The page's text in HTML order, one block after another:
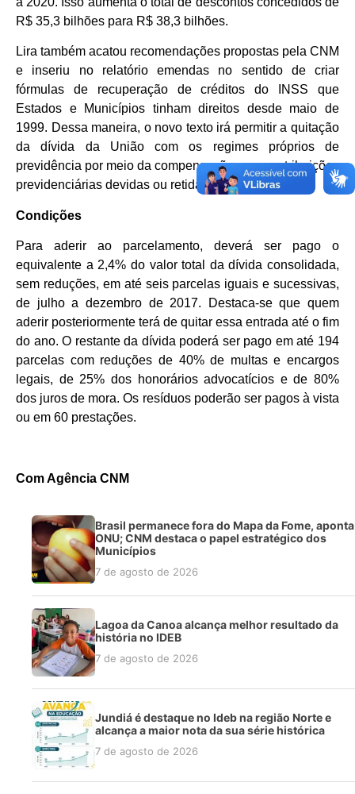
R$ 35,3 bilhões para R$ 38,3 bilhões.
Lira também acatou recomendações propostas pela CNM
e inseriu no relatório emendas no sentido de criar
fórmulas de recuperação de créditos do INSS que
Estados e Municípios tinham direitos desde maio de
1999. Dessa maneira, o novo texto irá permitir a quitação
da dívida da União com os regimes próprios de
previdência por meio da compensação com contribuições
previdenciárias devidas ou retidas.
Condições
Para aderir ao parcelamento, deverá ser pago o
equivalente a 2,4% do valor total da dívida consolidada,
sem reduções, em até seis parcelas iguais e sucessivas,
de julho a dezembro de 2017. Destaca-se que quem
aderir posteriormente terá de quitar essa entrada até o fim
do ano. O restante da dívida poderá ser pago em até 194
parcelas com reduções de 40% de multas e encargos
legais, de 25% dos honorários advocatícios e de 80%
dos juros de mora. Os resíduos poderão ser pagos à vista
ou em 60 prestações.
Com Agência CNM
Brasil permanece fora do Mapa da Fome, aponta
ONU; CNM destaca o papel estratégico dos
Municípios
7 de agosto de 2026
Lagoa da Canoa alcança melhor resultado da
história no IDEB
7 de agosto de 2026
Jundiá é destaque no Ideb na região Norte e
alcança a maior nota da sua série histórica
7 de agosto de 2026